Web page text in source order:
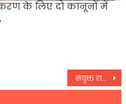
के लिए दो कानूनों में
संयुक्त राष्ट्र महासभा सत्र से इतर होने वाली ‘SAARC’ देशों के विदेश मंत्रियों की बैठक रद्द